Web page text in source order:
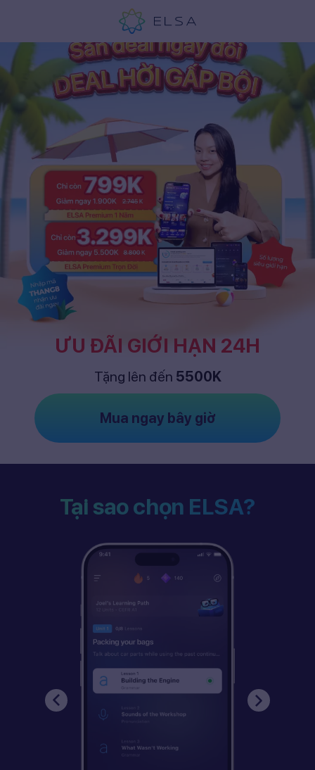
ƯU ĐÃI GIỚI HẠN 24H
Tặng lên đến 5500K
Mua ngay bây giờ
Tại sao chọn ELSA?